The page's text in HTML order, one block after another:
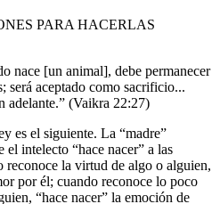
PARA HACERLAS
nace [un animal], debe permanecer
será aceptado como sacrificio...
adelante.” (Vaikra 22:27)
es el siguiente. La “madre”
intelecto “hace nacer” a las
reconoce la virtud de algo o alguien,
por él; cuando reconoce lo poco
“hace nacer” la emoción de